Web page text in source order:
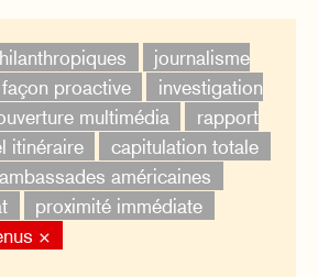
journalisme
façon proactive
investigation
multimédia
rapport
itinéraire
capitulation totale
ambassades américaines
proximité immédiate
×